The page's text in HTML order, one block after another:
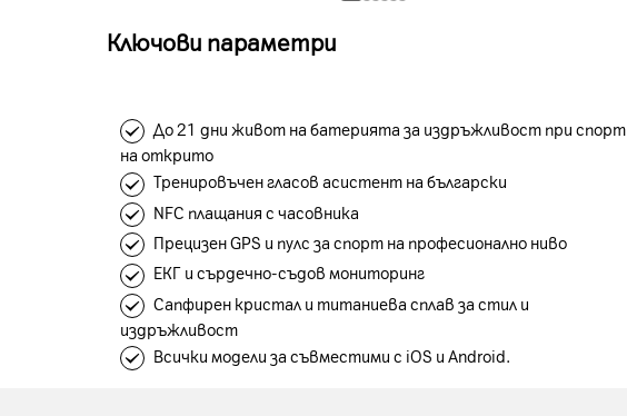
Ключови параметри
До 21 дни живот на батерията за издръжливост при спорт
на открито
Тренировъчен гласов асистент на български
NFC плащания с часовника
Прецизен GPS и пулс за спорт на професионално ниво
ЕКГ и сърдечно-съдов мониторинг
Сапфирен кристал и титаниева сплав за стил и
издръжливост
Всички модели за съвместими с iOS и Android.